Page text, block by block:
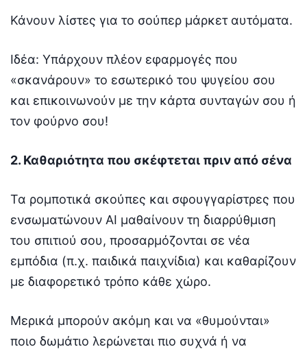
Κάνουν λίστες για το σούπερ μάρκετ αυτόματα.
Ιδέα: Υπάρχουν πλέον εφαρμογές που
«σκανάρουν» το εσωτερικό του ψυγείου σου
και επικοινωνούν με την κάρτα συνταγών σου ή
τον φούρνο σου!
2. Καθαριότητα που σκέφτεται πριν από σένα
Τα ρομποτικά σκούπες και σφουγγαρίστρες που
ενσωματώνουν AI μαθαίνουν τη διαρρύθμιση
του σπιτιού σου, προσαρμόζονται σε νέα
εμπόδια (π.χ. παιδικά παιχνίδια) και καθαρίζουν
με διαφορετικό τρόπο κάθε χώρο.
Μερικά μπορούν ακόμη και να «θυμούνται»
ποιο δωμάτιο λερώνεται πιο συχνά ή να